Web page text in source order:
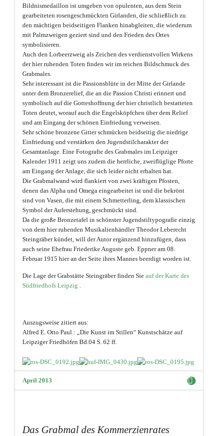
Bildnismedaillon ist umgeben von opulenten, aus dem Stein
gearbeiteten rosengeschmückten Girlanden, die schließlich zu
den mächtigen beidseitigen Flanken hinabgleiten, die wiederum
mit Palmzweigen geziert sind und den Frieden des Ortes
symbolisieren.
Auch den Lorbeerzweig als Zeichen des verdienstvollen Wirkens
der hier ruhenden Toten finden wir im reichen Bildschmuck des
Grabmales.
Sehr interessant ist die Passionsblüte in der Mitte der Girlande
unter dem Bronzerelief, die an die Passion Christi erinnert und
symbolisch auf die Gotteshoffnung der hier christlich bestatteten
Toten deutet, worauf auch die Engelsköpfchen über dem Relief
und am Eingang der schönen Einfriedung verweisen.
Sehr schöne bronzene Gitter schmücken beidseitig die niedrige
Einfriedung und verstärken den Jugendstilcharakter der
Gesamtanlage. Eine Fotografie des Grabmales im Leipziger
Kalender 1911 zeigt uns zudem die herrliche, zweiflüglige Pforte
am Eingang der Anlage, die sich leider nicht erhalten hat.
Die Grabmalwand wird flankiert von zwei kräftigen Pfosten,
denen das Alpha und Omega eingearbeitet ist und die bekrönt
sind von Vasen, die mit einem Schmetterling, dem klassischen
Symbol der Auferstehung, geschmückt sind.
Da die große Bronzetafel in schönster Jugendstiltypografie einzig
von dem hier ruhenden Musikalienhändler Theodor Leberecht
Steingräber kündet, will der Autor ergänzend hinzufügen, dass
auch seine Ehefrau Friederike Auguste geb. Eppner am 08.
Februar 1915 hier an der Seite ihres Mannes beerdigt worden ist.
Die Lage der Grabstätte Steingräber finden Sie auf der Karte des
Südfriedhofs Leipzig .
Auszugsweise zitiert aus:
Alfred E. Otto Paul : „Die Kunst im Stillen“ Kunstschätze auf
Leipziger Friedhöfen Bd.04 S. 62 ff.
April 2013
Das Grabmal des Kommerzienrates